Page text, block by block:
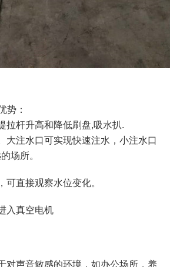
势：
杆升高和降低刷盘,吸水扒.
注水口可实现快速注水，小注水口
场所。
直接观察水位变化。
入真空电机
声音敏感的环境，如办公场所，养